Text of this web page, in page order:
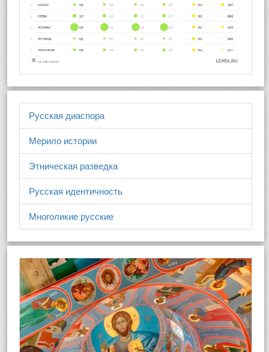
Русская диаспора
Мерило истории
Этническая разведка
Русская идентичность
Многоликие русские